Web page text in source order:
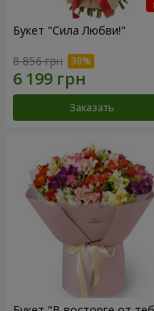
Букет "Сила Любви!"
8 856 грн
Заказать